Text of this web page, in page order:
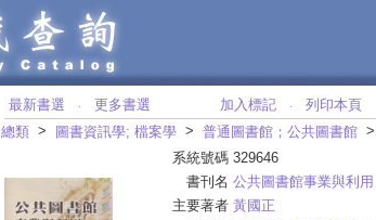
最新書選 ‧ 更多書選 加入標記 ‧
列印本頁
總類 > 圖書資訊學; 檔案學 > 普通圖書館；公共圖書館 >
系統號碼 329646
書刊名 公共圖書館事業與利用
主要著者 黃國正